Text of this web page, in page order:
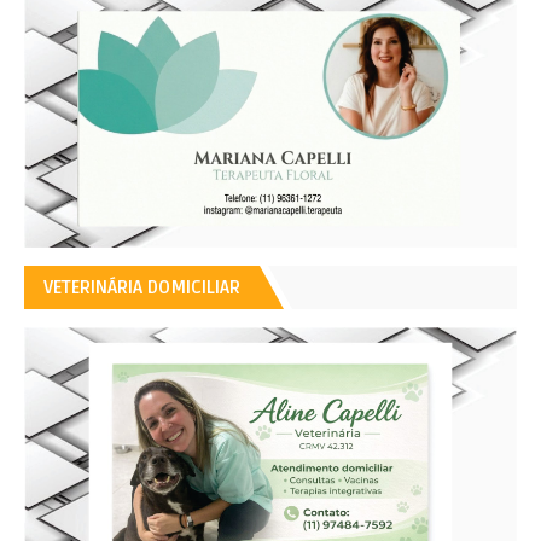
VETERINÁRIA DOMICILIAR